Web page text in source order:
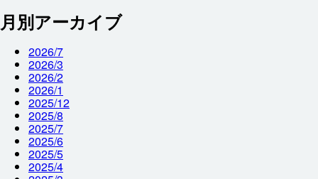
月別アーカイブ
2026/7
2026/3
2026/2
2026/1
2025/12
2025/8
2025/7
2025/6
2025/5
2025/4